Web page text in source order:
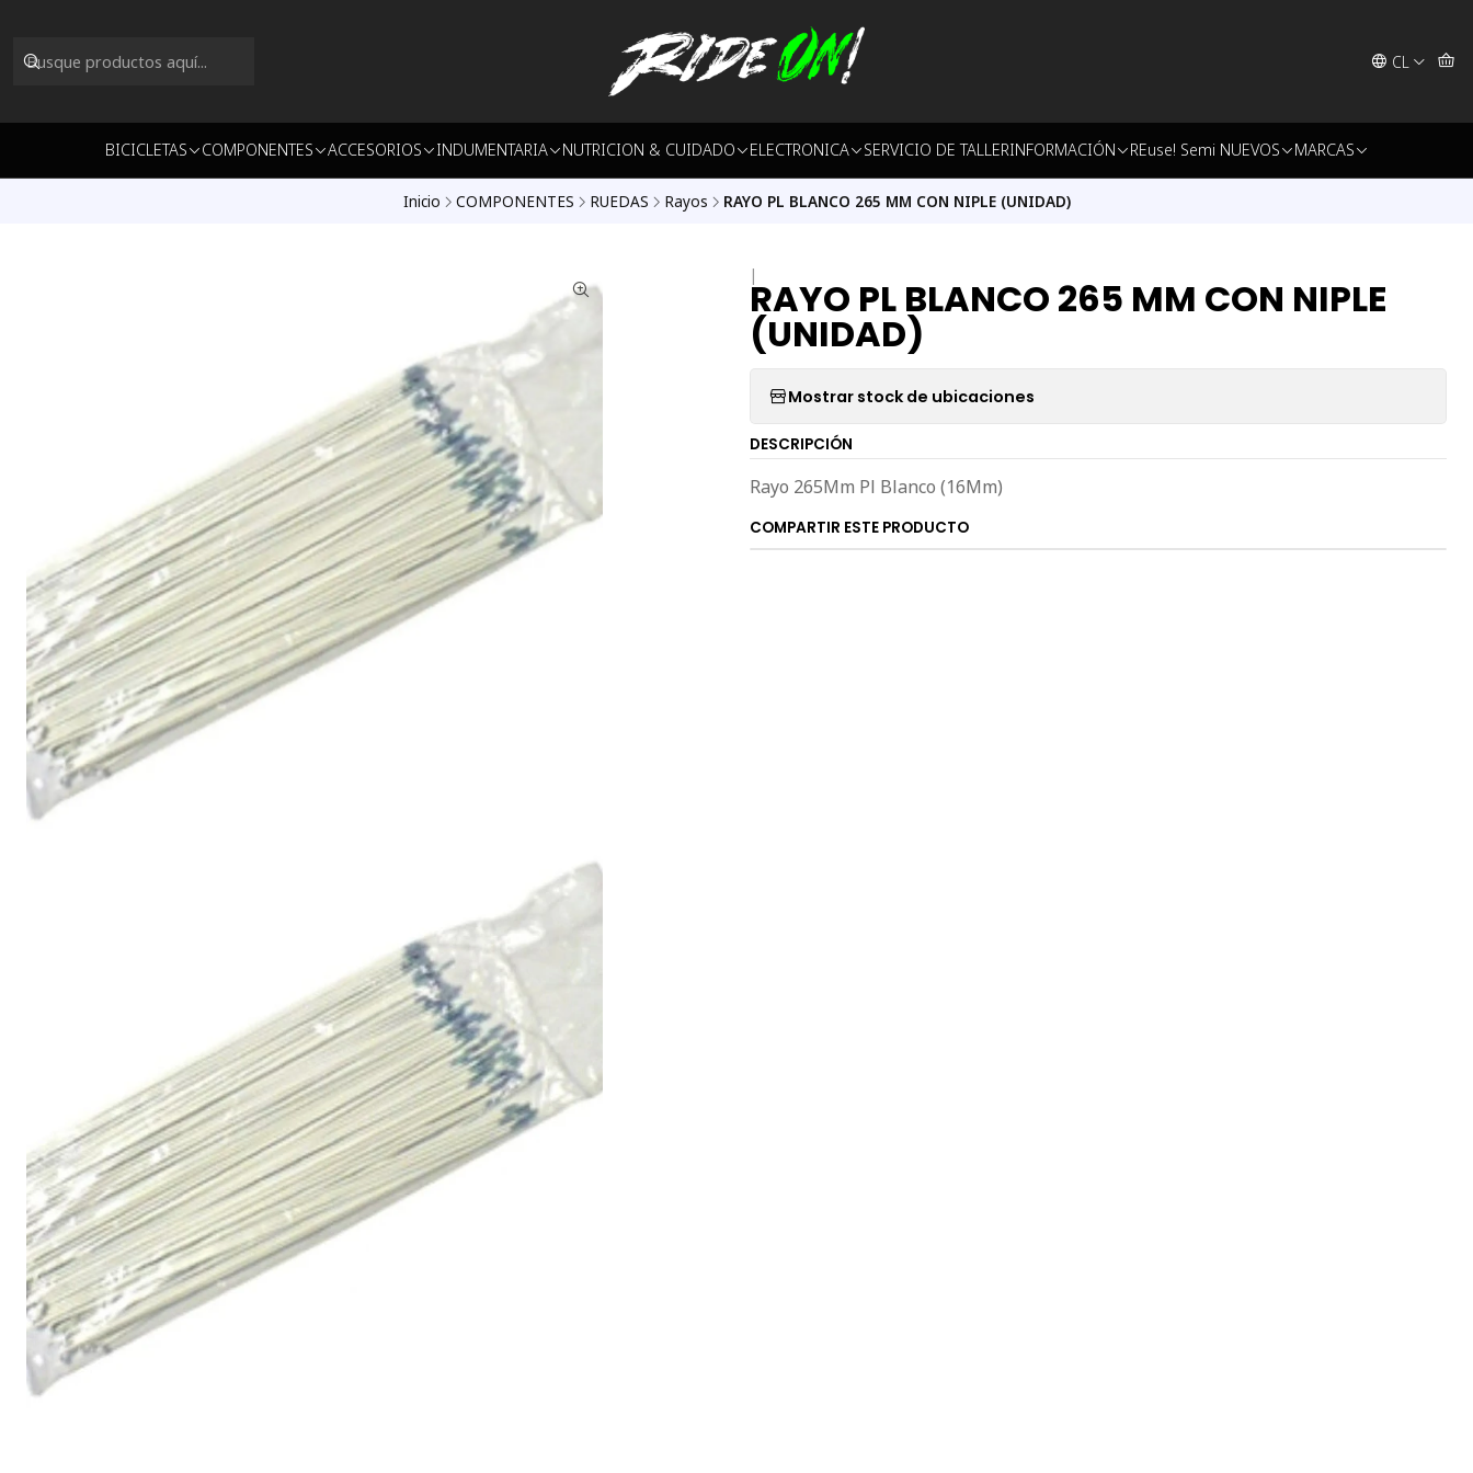
CL
BICICLETAS COMPONENTES ACCESORIOS INDUMENTARIA NUTRICION & CUIDADO ELECTRONICA SERVICIO DE TALLERINFORMACIÓN REuse! Semi NUEVOS MARCAS
Inicio COMPONENTES RUEDAS Rayos RAYO PL BLANCO 265 MM CON NIPLE (UNIDAD)
|RAYO PL BLANCO 265 MM CON NIPLE
(UNIDAD)
Mostrar stock de ubicaciones
DESCRIPCIÓN
Rayo 265Mm Pl Blanco (16Mm)
COMPARTIR ESTE PRODUCTO